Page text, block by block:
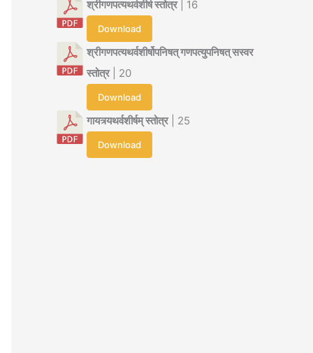
श्रीगणपत्यथर्वशीर्ष स्तोत्र| 16
Download
श्रीगणपत्यथर्वशीर्षोपनिषत् गणपत्युपनिषत् सस्वर
स्तोत्र| 20
Download
गायत्र्यथर्वशीर्षम् स्तोत्र| 25
Download